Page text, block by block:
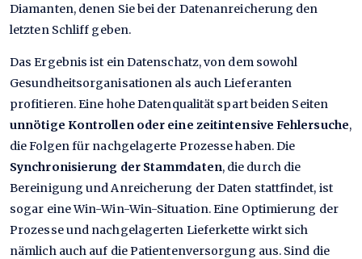
Diamanten, denen Sie bei der Datenanreicherung den
letzten Schliff geben.
Das Ergebnis ist ein Datenschatz, von dem sowohl
Gesundheitsorganisationen als auch Lieferanten
profitieren. Eine hohe Datenqualität spart beiden Seiten
unnötige Kontrollen oder eine zeitintensive Fehlersuche,
die Folgen für nachgelagerte Prozesse haben. Die
Synchronisierung der Stammdaten, die durch die
Bereinigung und Anreicherung der Daten stattfindet, ist
sogar eine Win-Win-Win-Situation. Eine Optimierung der
Prozesse und nachgelagerten Lieferkette wirkt sich
nämlich auch auf die Patientenversorgung aus. Sind die